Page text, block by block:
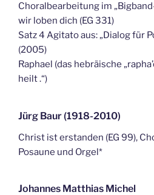
Choralbearbeitung im
wir loben dich (EG 331)
Satz 4 Agitato aus: „Dialog für
(2005)
Raphael (das hebräische
heilt .“)
Jürg Baur (1918-2010)
Christ ist erstanden (EG 99),
Posaune und Orgel*
Johannes Matthias Michel